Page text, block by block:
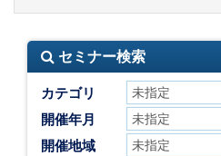
セミナー検索
カテゴリ
開催年月
開催地域